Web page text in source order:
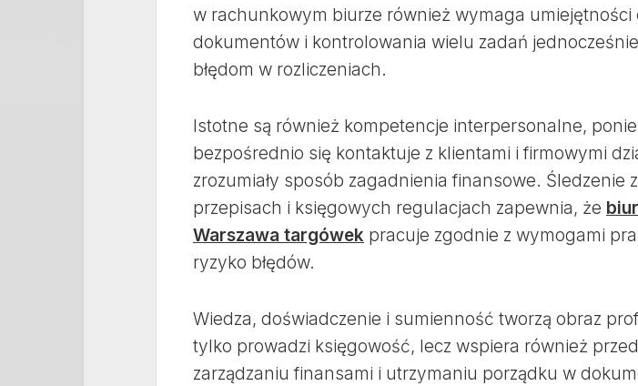
w rachunkowym biurze również wymaga umiejętności
dokumentów i kontrolowania wielu zadań
błędom w rozliczeniach.
Istotne są również kompetencje interpersonalne,
bezpośrednio się kontaktuje z klientami i firmowymi
zrozumiały sposób zagadnienia finansowe. Śledzenie
przepisach i księgowych regulacjach zapewnia, że
Warszawa targówek pracuje zgodnie z wymogami
ryzyko błędów.
Wiedza, doświadczenie i sumienność tworzą obraz
tylko prowadzi księgowość, lecz wspiera również
zarządzaniu finansami i utrzymaniu porządku w